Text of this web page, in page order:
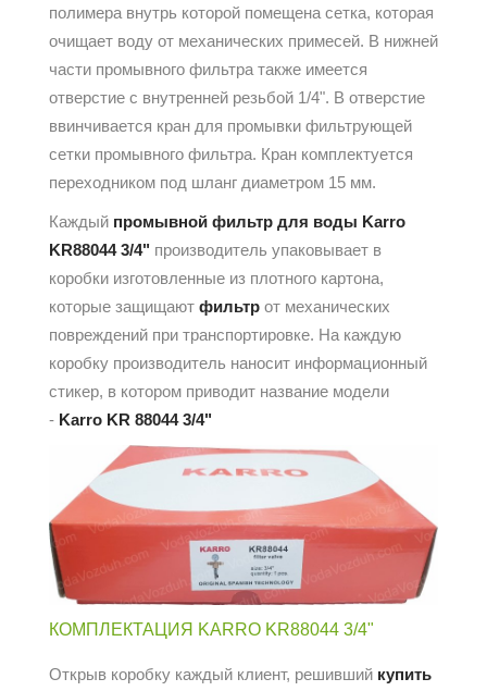
полимера внутрь которой помещена сетка, которая
очищает воду от механических примесей. В нижней
части промывного фильтра также имеется
отверстие с внутренней резьбой 1/4". В отверстие
ввинчивается кран для промывки фильтрующей
сетки промывного фильтра. Кран комплектуется
переходником под шланг диаметром 15 мм.
Каждый промывной фильтр для воды Karro
KR88044 3/4" производитель упаковывает в
коробки изготовленные из плотного картона,
которые защищают фильтр от механических
повреждений при транспортировке. На каждую
коробку производитель наносит информационный
стикер, в котором приводит название модели
- Karro KR 88044 3/4"
КОМПЛЕКТАЦИЯ KARRO KR88044 3/4"
Открыв коробку каждый клиент, решивший купить